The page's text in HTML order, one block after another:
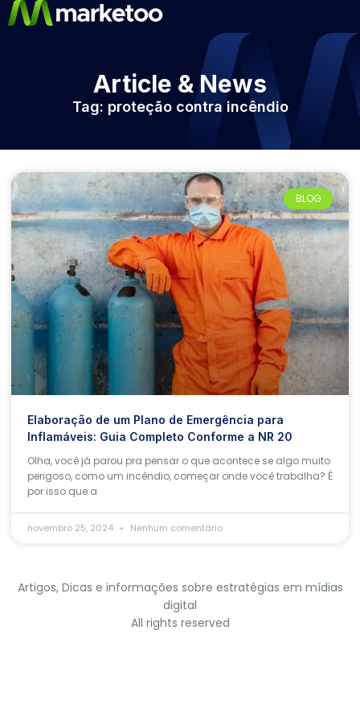
Article & News
Tag: proteção contra incêndio
BLOG
Elaboração de um Plano de Emergência para
Inflamáveis: Guia Completo Conforme a NR 20
Olha, você já parou pra pensar o que acontece se algo muito
perigoso, como um incêndio, começar onde você trabalha? É
por isso que a
novembro 25, 2024 Nenhum comentário
Artigos, Dicas e informações sobre estratégias em mídias
digital
All rights reserved